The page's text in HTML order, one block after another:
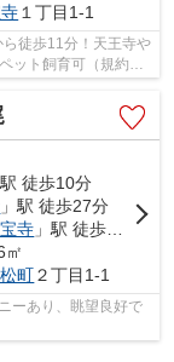
１丁目1-1
徒歩11分！天王寺や
ット飼育可（規約
...
駅 徒歩10分
」駅 徒歩27分
寺 」駅 徒歩27分
㎡
町２丁目1-1
ーあり、眺望良好で